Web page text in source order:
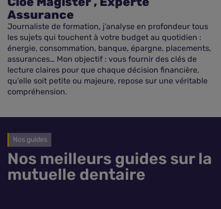
Assurance
Journaliste de formation, j’analyse en profondeur tous
les sujets qui touchent à votre budget au quotidien :
énergie, consommation, banque, épargne, placements,
assurances… Mon objectif : vous fournir des clés de
lecture claires pour que chaque décision financière,
qu’elle soit petite ou majeure, repose sur une véritable
compréhension.
Nos guides
Nos meilleurs guides sur la
mutuelle dentaire